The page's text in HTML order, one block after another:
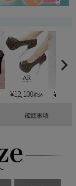
¥12,100税込 ¥
確認事項